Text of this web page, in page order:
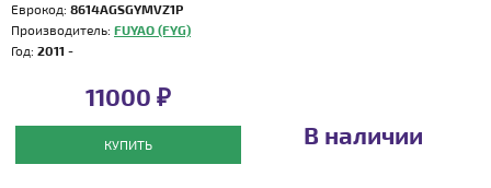
Еврокод: 8614AGSGYMVZ1P
Производитель: FUYAO (FYG)
Год: 2011 -
11000 ₽
КУПИТЬ В наличии